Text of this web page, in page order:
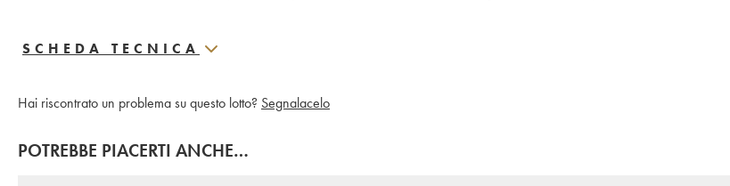
SCHEDA TECNICA
Hai riscontrato un problema su questo lotto? Segnalacelo
POTREBBE PIACERTI ANCHE…